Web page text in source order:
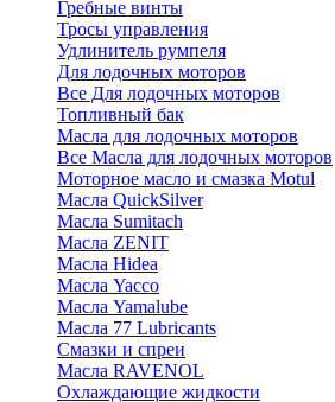
Гребные винты
Тросы управления
Удлинитель румпеля
Для лодочных моторов
Все Для лодочных моторов
Топливный бак
Масла для лодочных моторов
Все Масла для лодочных моторов
Моторное масло и смазка Motul
Масла QuickSilver
Масла Sumitach
Масла ZENIT
Масла Hidea
Масла Yacco
Масла Yamalube
Масла 77 Lubricants
Смазки и спреи
Масла RAVENOL
Охлаждающие жидкости